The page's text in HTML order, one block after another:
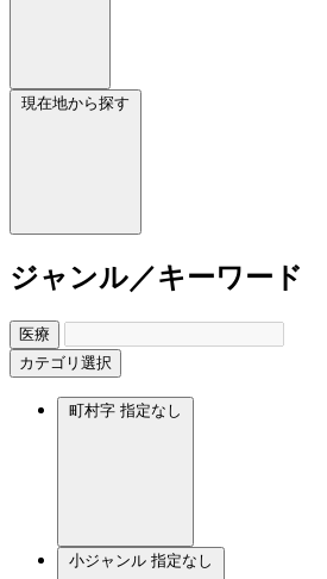
現在地から探す
ジャンル／キーワード
医療
カテゴリ選択
町村字 指定なし
小ジャンル 指定なし